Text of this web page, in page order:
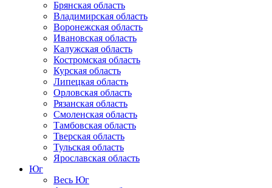
Брянская область
Владимирская область
Воронежская область
Ивановская область
Калужская область
Костромская область
Курская область
Липецкая область
Орловская область
Рязанская область
Смоленская область
Тамбовская область
Тверская область
Тульская область
Ярославская область
Юг
Весь Юг